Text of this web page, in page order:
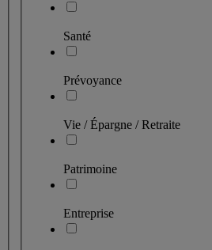
Santé
Prévoyance
Vie / Épargne / Retraite
Patrimoine
Entreprise